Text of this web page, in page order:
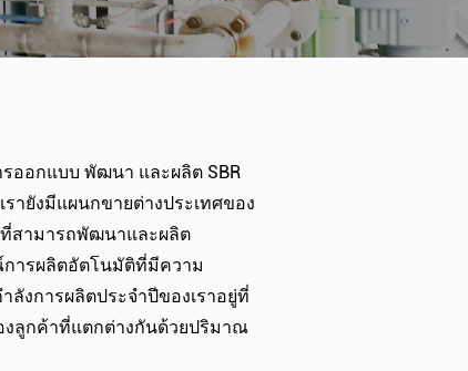
ารออกแบบ พัฒนา และผลิต SBR
รายังมีแผนกขายต่างประเทศของ
ที่สามารถพัฒนาและผลิต
ารผลิตอัตโนมัติที่มีความ
งการผลิตประจำปีของเราอยู่ที่
งลูกค้าที่แตกต่างกันด้วยปริมาณ